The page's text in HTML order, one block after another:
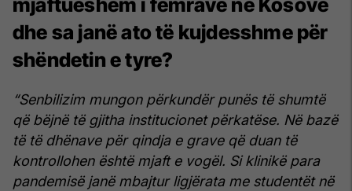
dhe sa janë ato të kujdesshme për
shëndetin e tyre?
“Senbilizim mungon përkundër punës të shumtë
që bëjnë të gjitha institucionet përkatëse. Në bazë
të të dhënave për qindja e grave që duan të
kontrollohen është mjaft e vogël. Si klinikë para
pandemisë janë mbajtur ligjërata me studentët në